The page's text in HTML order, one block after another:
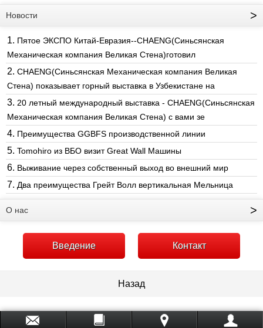
Новости >
1. Пятое ЭКСПО Китай-Евразия--CHAENG(Синьсянская
Механическая компания Великая Стена)готовил
2. CHAENG(Синьсянская Механическая компания Великая
Стена) показывает горный выставка в Узбекистане на
3. 20 летный международный выставка - CHAENG(Синьсянская
Механическая компания Великая Стена) с вами зе
4. Преимущества GGBFS производственной линии
5. Tomohiro из ВБО визит Great Wall Машины
6. Выживание через собственный выход во внешний мир
7. Два преимущества Грейт Волл вертикальная Мельница
>
О нас
Введение Контакт
Назад